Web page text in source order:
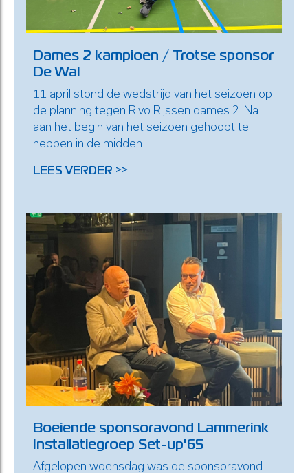
Dames 2 kampioen / Trotse sponsor
De Wal
11 april stond de wedstrijd van het seizoen op
de planning tegen Rivo Rijssen dames 2. Na
aan het begin van het seizoen gehoopt te
hebben in de midden...
LEES VERDER >>
Boeiende sponsoravond Lammerink
Installatiegroep Set-up'65
Afgelopen woensdag was de sponsoravond